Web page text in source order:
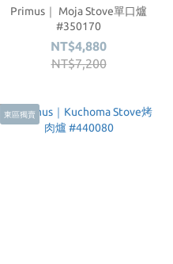
Primus｜ Moja Stove單口爐
#350170
NT$4,880
NT$7,200
東區獨賣